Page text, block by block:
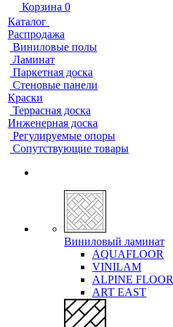
Корзина 0
Каталог
Распродажа
Виниловые полы
Ламинат
Паркетная доска
Стеновые панели
Краски
Террасная доска
Инженерная доска
Регулируемые опоры
Сопутствующие товары
Виниловый ламинат
AQUAFLOOR
VINILAM
ALPINE FLOOR
ART EAST